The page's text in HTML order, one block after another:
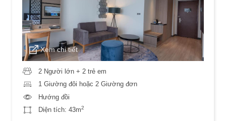
Xem chi tiết
2 Người lớn + 2 trẻ em
1 Giường đôi hoặc 2 Giường đơn
Hướng đồi
Diện tích: 43m2